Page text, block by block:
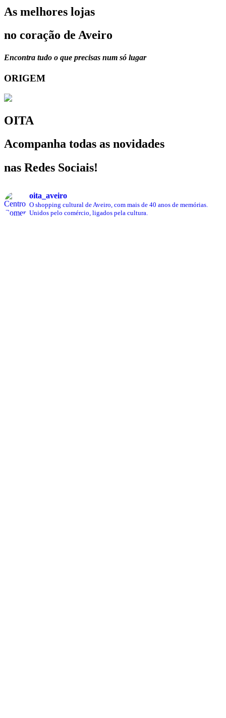
As melhores lojas
no coração de Aveiro
Encontra tudo o que precisas num só lugar
ORIGEM
OITA
Acompanha todas as novidades
nas Redes Sociais!
oita_aveiro
O shopping cultural de Aveiro, com mais de 40 anos de memórias.
Unidos pelo comércio, ligados pela cultura.